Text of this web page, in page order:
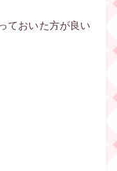
ておいた方が良い